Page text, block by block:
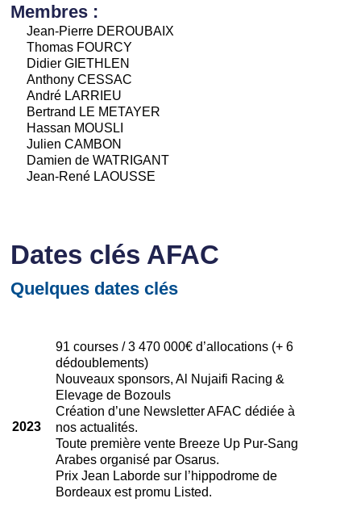
Membres :
Jean-Pierre DEROUBAIX
Thomas FOURCY
Didier GIETHLEN
Anthony CESSAC
André LARRIEU
Bertrand LE METAYER
Hassan MOUSLI
Julien CAMBON
Damien de WATRIGANT
Jean-René LAOUSSE
Dates clés AFAC
Quelques dates clés
2023
91 courses / 3 470 000€ d’allocations (+ 6
dédoublements)
Nouveaux sponsors, Al Nujaifi Racing &
Elevage de Bozouls
Création d’une Newsletter AFAC dédiée à
nos actualités.
Toute première vente Breeze Up Pur-Sang
Arabes organisé par Osarus.
Prix Jean Laborde sur l’hippodrome de
Bordeaux est promu Listed.